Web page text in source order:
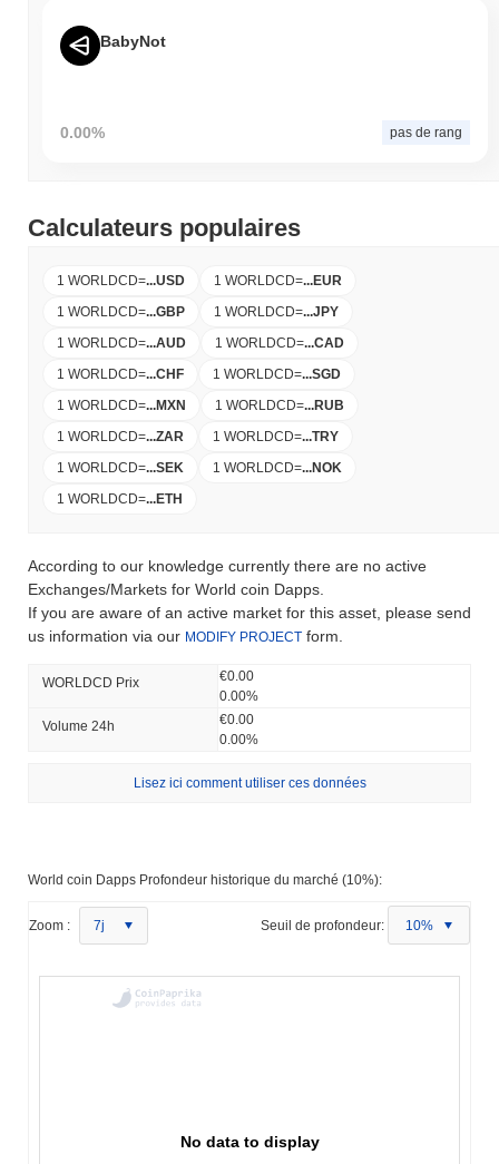
BabyNot
0.00% pas de rang
Calculateurs populaires
1 WORLDCD=...USD 1 WORLDCD=...EUR
1 WORLDCD=...GBP 1 WORLDCD=...JPY
1 WORLDCD=...AUD 1 WORLDCD=...CAD
1 WORLDCD=...CHF 1 WORLDCD=...SGD
1 WORLDCD=...MXN 1 WORLDCD=...RUB
1 WORLDCD=...ZAR 1 WORLDCD=...TRY
1 WORLDCD=...SEK 1 WORLDCD=...NOK
1 WORLDCD=...ETH
According to our knowledge currently there are no active
Exchanges/Markets for World coin Dapps.
If you are aware of an active market for this asset, please send
us information via our MODIFY PROJECT form.
WORLDCD Prix ​​
€0.00
0.00%
Volume 24h
€0.00
0.00%
Lisez ici comment utiliser ces données
World coin Dapps Profondeur historique du marché (10%):
Zoom : 7j Seuil de profondeur: 10%
No data to display